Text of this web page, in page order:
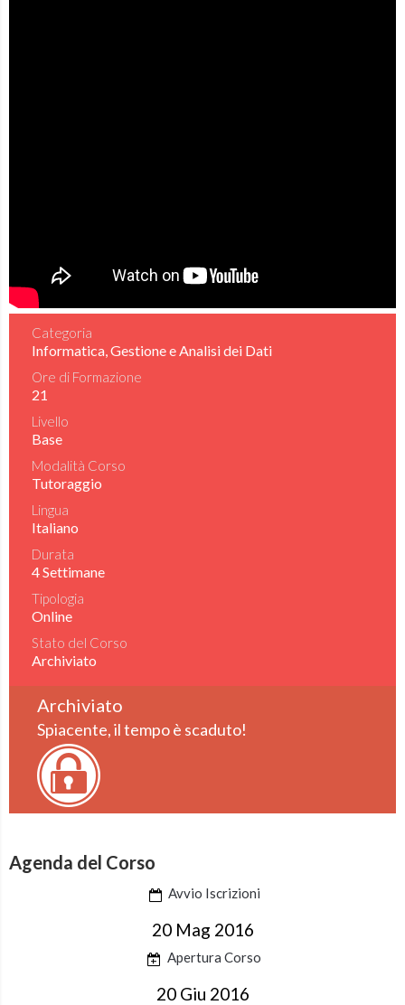
Categoria
Informatica, Gestione e Analisi dei Dati
Ore di Formazione
21
Livello
Base
Modalità Corso
Tutoraggio
Lingua
Italiano
Durata
4 Settimane
Tipologia
Online
Stato del Corso
Archiviato
Archiviato
Spiacente, il tempo è scaduto!
Agenda del Corso
Avvio Iscrizioni
20 Mag 2016
Apertura Corso
20 Giu 2016